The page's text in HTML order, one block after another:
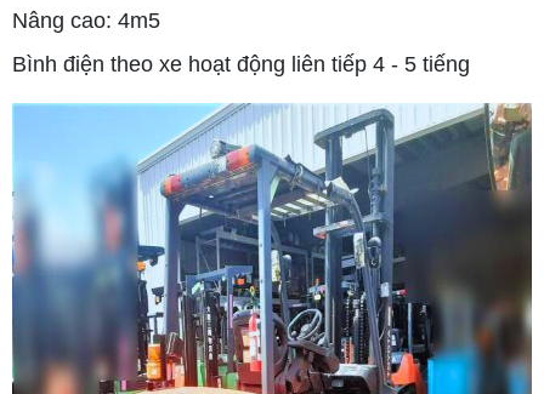
Nâng cao: 4m5
Bình điện theo xe hoạt động liên tiếp 4 - 5 tiếng